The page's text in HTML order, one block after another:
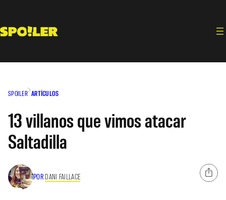
contenido
SPOILER ARTÍCULOS
13 villanos que vimos atacar
Saltadilla
POR DANI FAILLACE